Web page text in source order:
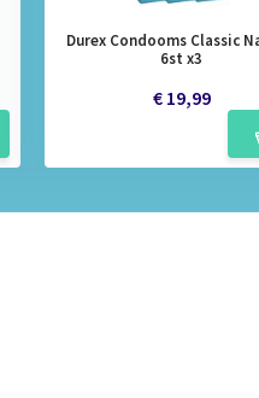
Durex Condooms Classic
6st x3
€ 19,99